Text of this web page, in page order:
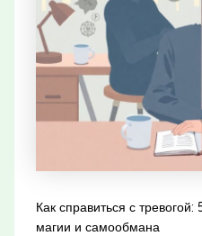
Как справиться с
магии и самообмана